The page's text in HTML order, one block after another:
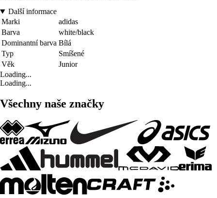
Další informace
Marki
adidas
Barva
white/black
Dominantní barva Bílá
Typ
Smíšené
Věk
Junior
Loading...
Loading...
Všechny naše značky